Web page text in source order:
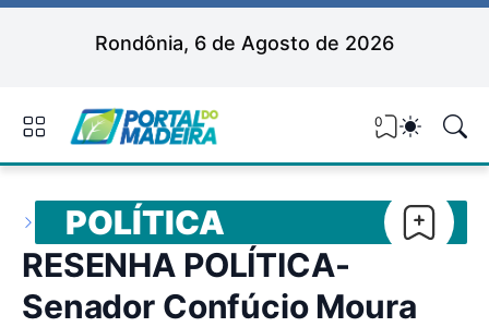
Rondônia, 6 de Agosto de 2026
0
POLÍTICA
RESENHA POLÍTICA-
Senador Confúcio Moura